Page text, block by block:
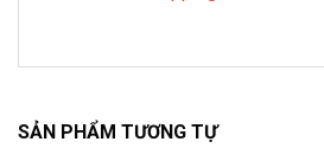
SẢN PHẨM TƯƠNG TỰ